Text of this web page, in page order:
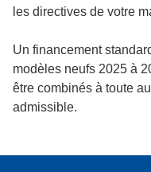
les directives de votre
Un financement
modèles neufs 2025 à
être combinés à toute
admissible.